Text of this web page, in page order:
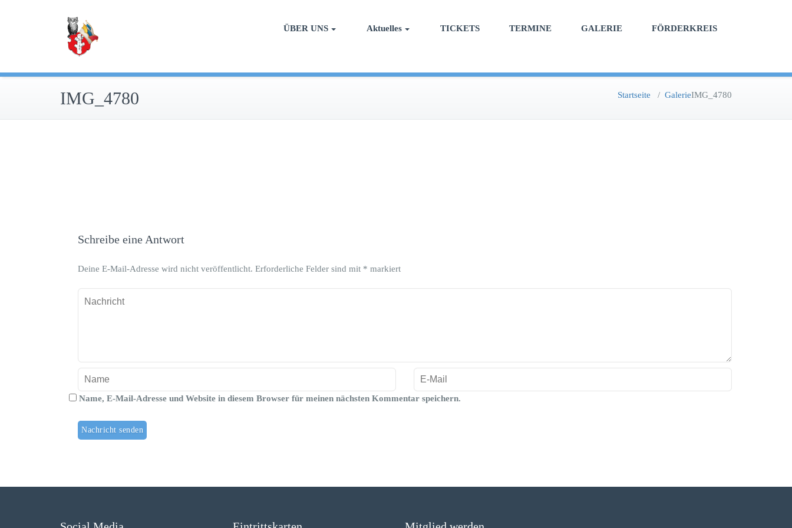
ÜBER UNS Aktuelles TICKETS TERMINE GALERIE FÖRDERKREIS
IMG_4780 Startseite / GalerieIMG_4780
Schreibe eine Antwort
Deine E-Mail-Adresse wird nicht veröffentlicht. Erforderliche Felder sind mit * markiert
Name, E-Mail-Adresse und Website in diesem Browser für meinen nächsten Kommentar speichern.